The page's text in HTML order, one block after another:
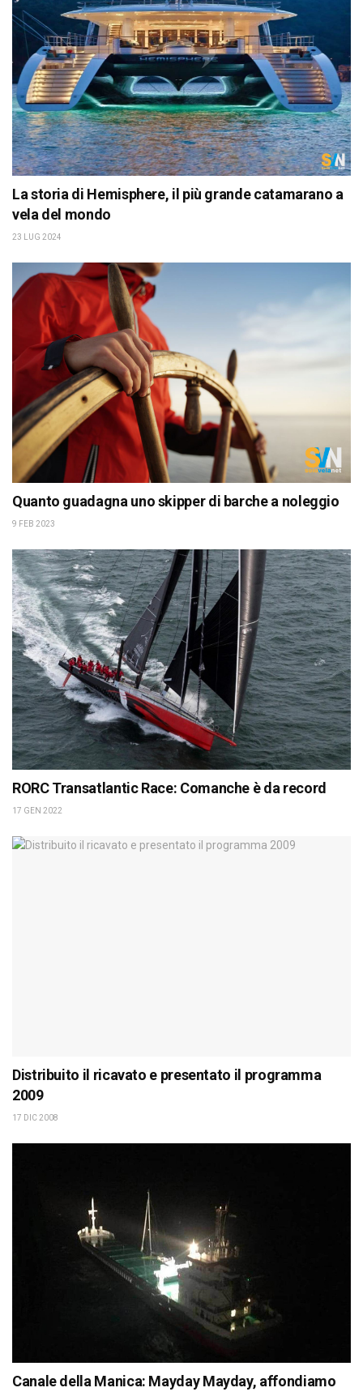
La storia di Hemisphere, il più grande catamarano a
vela del mondo
23 LUG 2024
Quanto guadagna uno skipper di barche a noleggio
9 FEB 2023
RORC Transatlantic Race: Comanche è da record
17 GEN 2022
Distribuito il ricavato e presentato il programma
2009
17 DIC 2008
Canale della Manica: Mayday Mayday, affondiamo